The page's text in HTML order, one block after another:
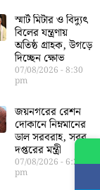
স্মার্ট মিটার ও বিদ্যুৎ
বিলের যন্ত্রণায়
অতিষ্ঠ গ্রাহক, উগড়ে
দিচ্ছেন ক্ষোভ
07/08/2026 8:30
pm
জয়নগরের রেশন
দোকানে নিম্নমানের
ডাল সরবরাহ, সরব
দপ্তরের মন্ত্রী
07/08/2026 6:23
pm